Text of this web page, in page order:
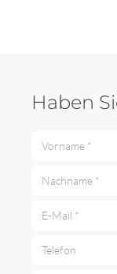
Haben